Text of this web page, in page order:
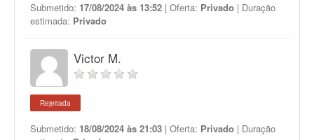
Submetido: 17/08/2024 às 13:52 | Oferta: Privado | Duração
estimada: Privado
Victor M.
Rejeitada
Submetido: 18/08/2024 às 21:03 | Oferta: Privado | Duração